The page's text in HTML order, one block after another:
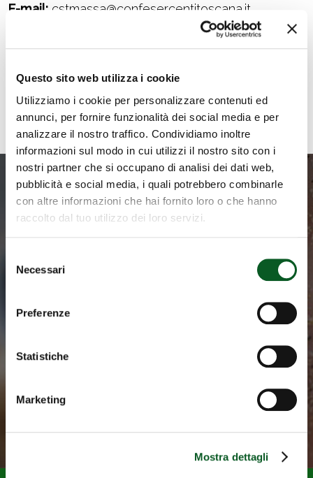
Questo sito web utilizza i cookie
Utilizziamo i cookie per personalizzare contenuti ed
annunci, per fornire funzionalità dei social media e per
analizzare il nostro traffico. Condividiamo inoltre
informazioni sul modo in cui utilizzi il nostro sito con i
nostri partner che si occupano di analisi dei dati web,
pubblicità e social media, i quali potrebbero combinarle
con altre informazioni che hai fornito loro o che hanno
raccolto dal tuo utilizzo dei loro servizi.
delNecessari
Preferenze
Statistiche
Marketing
Mostra dettagli
E-mail: cstmassa@confesercentitoscana.it
Torna alla lista
Consulta sul nostro sito i bandi
regolamenti per richiedere i